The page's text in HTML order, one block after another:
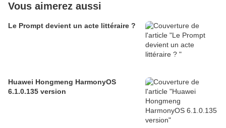
Vous aimerez aussi
Le Prompt devient un acte littéraire ?
Huawei Hongmeng HarmonyOS
6.1.0.135 version